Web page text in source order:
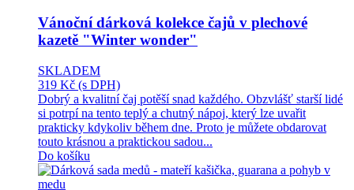
Vánoční dárková kolekce čajů v plechové
kazetě "Winter wonder"
SKLADEM
319 Kč (s DPH)
Dobrý a kvalitní čaj potěší snad každého. Obzvlášť starší lidé
si potrpí na tento teplý a chutný nápoj, který lze uvařit
prakticky kdykoliv během dne. Proto je můžete obdarovat
touto krásnou a praktickou sadou...
Do košíku